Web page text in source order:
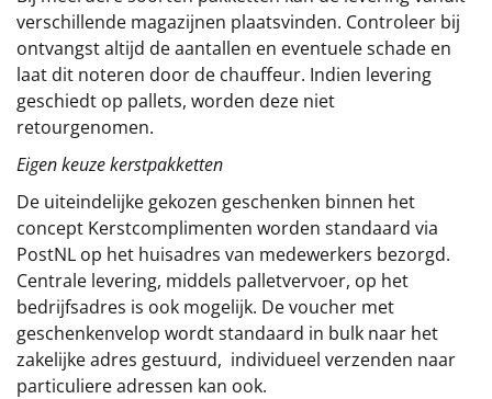
verschillende magazijnen plaatsvinden. Controleer bij
ontvangst altijd de aantallen en eventuele schade en
laat dit noteren door de chauffeur. Indien levering
geschiedt op pallets, worden deze niet
retourgenomen.
Eigen keuze kerstpakketten
De uiteindelijke gekozen geschenken binnen het
concept Kerstcomplimenten worden standaard via
PostNL op het huisadres van medewerkers bezorgd.
Centrale levering, middels palletvervoer, op het
bedrijfsadres is ook mogelijk. De voucher met
geschenkenvelop wordt standaard in bulk naar het
zakelijke adres gestuurd, individueel verzenden naar
particuliere adressen kan ook.